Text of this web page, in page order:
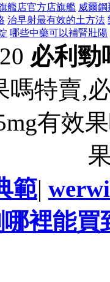
艦店官方店旗艦 威爾
治早射最有效的土方法
哪些中藥可以補腎壯陽
必利勁
嗎特賣,
有效
範|
裡能買